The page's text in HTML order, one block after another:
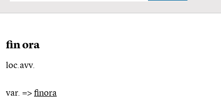
fin ora
loc.avv.
var. => finora